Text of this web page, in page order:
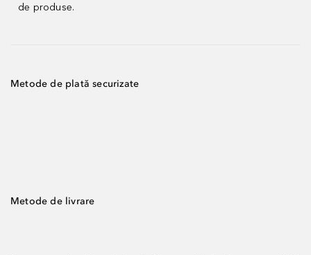
de produse.
Metode de plată securizate
Metode de livrare